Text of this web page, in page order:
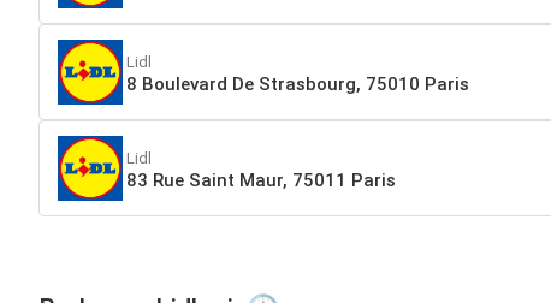
Lidl
8 Boulevard De Strasbourg, 75010 Paris
Lidl
83 Rue Saint Maur, 75011 Paris